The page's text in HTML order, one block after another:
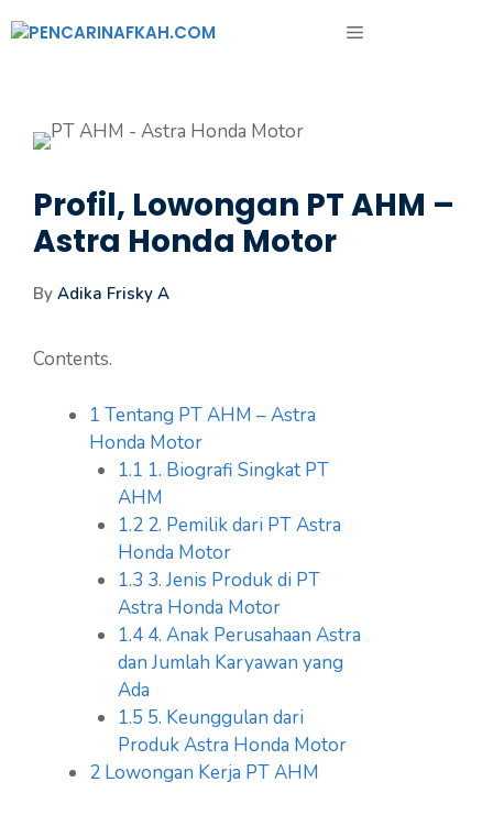
ke
MENU
Profil, Lowongan PT AHM –
Astra Honda Motor
By Adika Frisky A
Contents.
1 Tentang PT AHM – Astra
Honda Motor
1.1 1. Biografi Singkat PT
AHM
1.22. Pemilik dari PT Astra
Honda Motor
1.3 3. Jenis Produk di PT
Astra Honda Motor
1.44. Anak Perusahaan Astra
dan Jumlah Karyawan yang
Ada
1.5 5. Keunggulan dari
Produk Astra Honda Motor
2 Lowongan Kerja PT AHM